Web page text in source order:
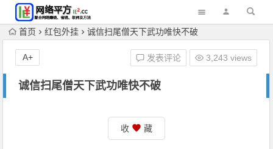
首页 红包外挂 诚信扫尾僧天下武功唯快不破
诚信扫尾僧天下武功唯快不破
发表评论 3,243 views
A+
收 藏